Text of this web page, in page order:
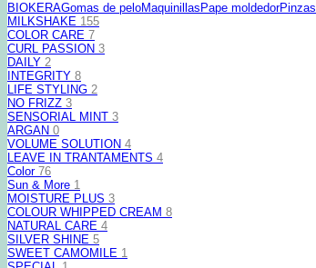
BIOKERAGomas de peloMaquinillas Pape moldedorPinzas
MILKSHAKE 155
COLOR CARE 7
CURL PASSION 3
DAILY 2
INTEGRITY 8
LIFE STYLING 2
NO FRIZZ 3
SENSORIAL MINT 3
ARGAN 0
VOLUME SOLUTION 4
LEAVE IN TRANTAMENTS 4
Color 76
Sun & More 1
MOISTURE PLUS 3
COLOUR WHIPPED CREAM 8
NATURAL CARE 4
SILVER SHINE 5
SWEET CAMOMILE 1